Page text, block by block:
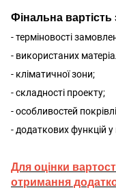
Фінальна вартість
- терміновості
- використаних
- кліматичної зони;
- складності проекту;
- особливостей
- додаткових функцій у
Для оцінки
отримання